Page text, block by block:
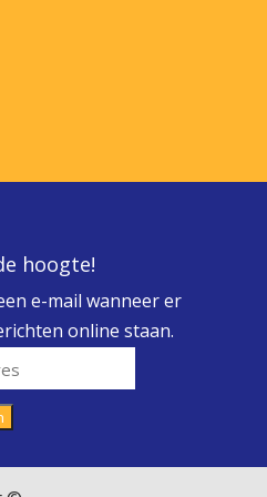
hoogte!
e-mail wanneer er
online staan.